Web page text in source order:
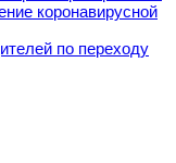
коронавирусной
по переходу